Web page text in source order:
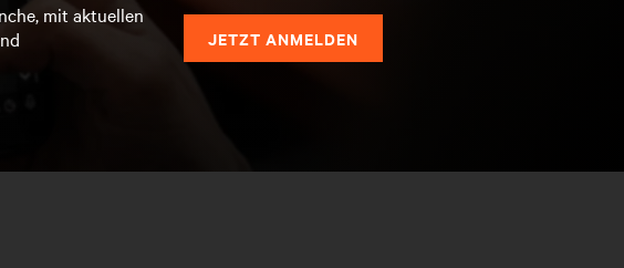
mit aktuellen
JETZT ANMELDEN